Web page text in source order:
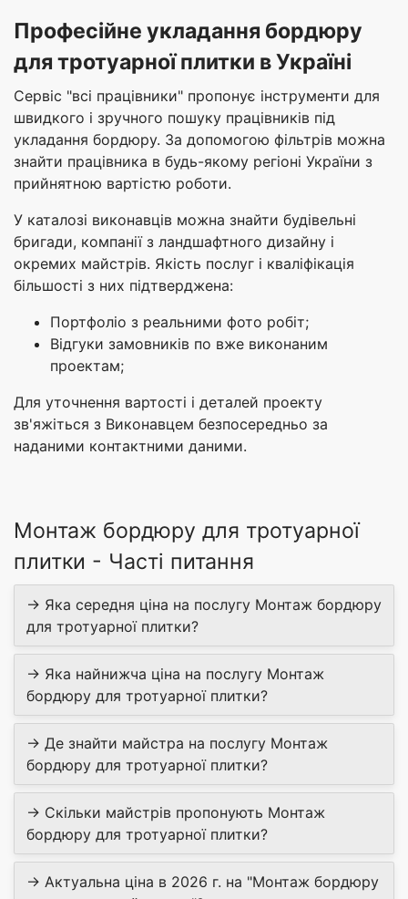
Професійне укладання бордюру
для тротуарної плитки в Україні
Сервіс "всі працівники" пропонує інструменти для
швидкого і зручного пошуку працівників під
укладання бордюру. За допомогою фільтрів можна
знайти працівника в будь-якому регіоні України з
прийнятною вартістю роботи.
У каталозі виконавців можна знайти будівельні
бригади, компанії з ландшафтного дизайну і
окремих майстрів. Якість послуг і кваліфікація
більшості з них підтверджена:
Портфоліо з реальними фото робіт;
Відгуки замовників по вже виконаним
проектам;
Для уточнення вартості і деталей проекту
зв'яжіться з Виконавцем безпосередньо за
наданими контактними даними.
Монтаж бордюру для тротуарної
плитки - Часті питання
→ Яка середня ціна на послугу Монтаж бордюру
для тротуарної плитки?
→ Яка найнижча ціна на послугу Монтаж
бордюру для тротуарної плитки?
→ Де знайти майстра на послугу Монтаж
бордюру для тротуарної плитки?
→ Скільки майстрів пропонують Монтаж
бордюру для тротуарної плитки?
→ Актуальна ціна в 2026 г. на "Монтаж бордюру